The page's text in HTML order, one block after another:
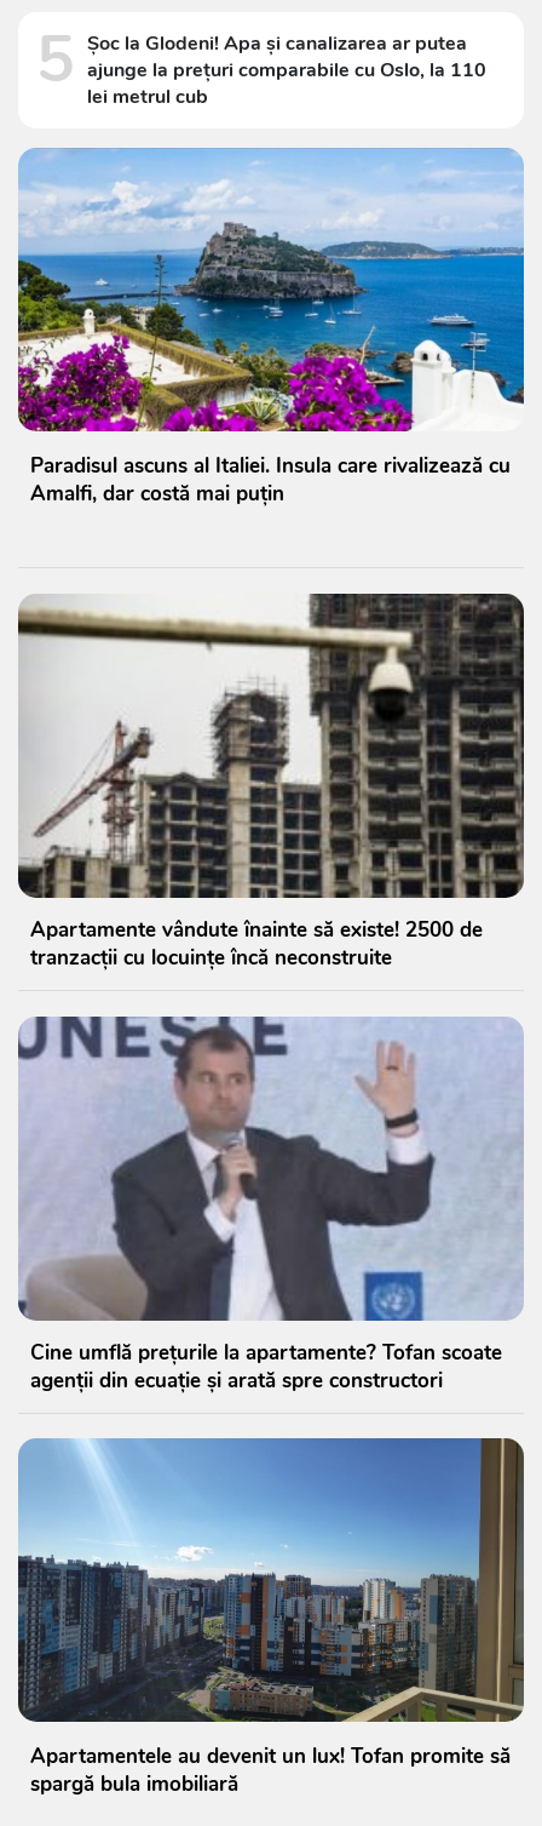
5 Șoc la Glodeni! Apa și canalizarea ar putea
ajunge la prețuri comparabile cu Oslo, la 110
lei metrul cub
Paradisul ascuns al Italiei. Insula care rivalizează cu
Amalfi, dar costă mai puțin
Apartamente vândute înainte să existe! 2500 de
tranzacții cu locuințe încă neconstruite
Cine umflă prețurile la apartamente? Tofan scoate
agenții din ecuație și arată spre constructori
Apartamentele au devenit un lux! Tofan promite să
spargă bula imobiliară